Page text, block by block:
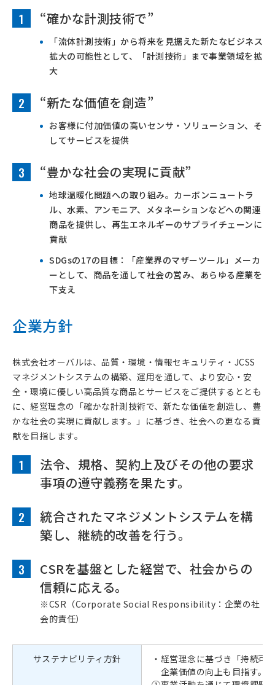
1 “確かな計測技術で”
「流体計測技術」から将来を見据えた新たなビジネス
拡大の可能性として、「計測技術」まで事業領域を拡
大
2 “新たな価値を創造”
お客様に付加価値の高いセンサ・ソリューション、そ
してサービスを提供
3 “豊かな社会の実現に貢献”
地球温暖化問題への取り組み。カーボンニュートラ
ル、水素、アンモニア、メタネーションなどへの関連
商品を提供し、再生エネルギーのサプライチェーンに
貢献
SDGsの17の目標：「産業界のマザーツール」メーカ
ーとして、商品を通して社会の営み、あらゆる産業を
下支え
企業方針
株式会社オーバルは、品質・環境・情報セキュリティ・JCSS
マネジメントシステムの構築、運用を通して、より安心・安
全・環境に優しい高品質な商品とサービスをご提供するととも
に、経営理念の「確かな計測技術で、新たな価値を創造し、豊
かな社会の実現に貢献します。」に基づき、社会への更なる貢
献を目指します。
1
法令、規格、契約上及びその他の要求
事項の遵守義務を果たす。
2
統合されたマネジメントシステムを構
築し、継続的改善を行う。
3
CSRを基盤とした経営で、社会からの
信頼に応える。
※CSR（Corporate Social Responsibility：企業の社
会的責任）
サステナビリティ方針
・経営理念に基づき「持続可
企業価値の向上も目指す。